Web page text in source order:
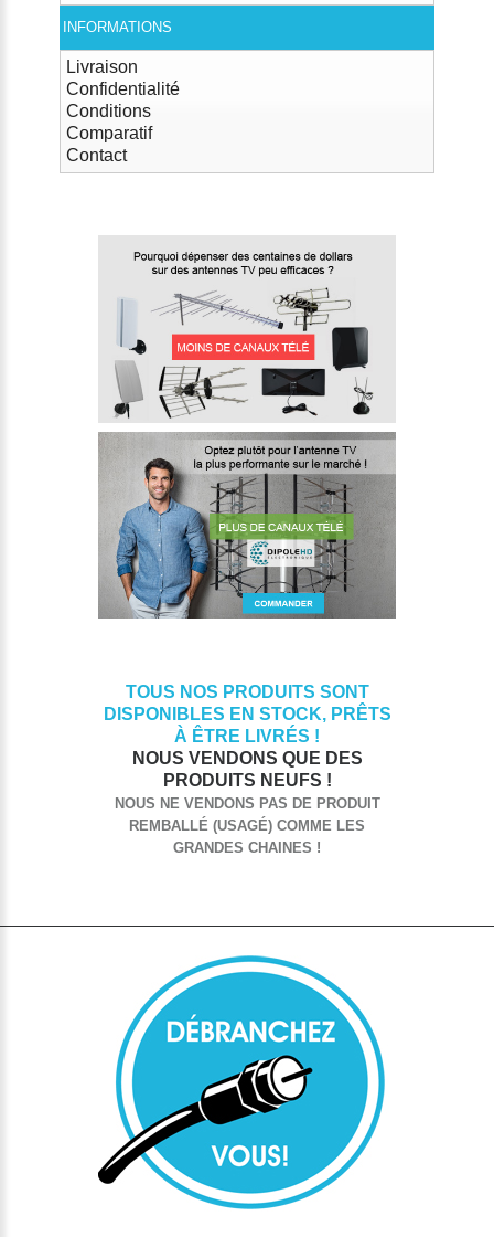
INFORMATIONS
Livraison
Confidentialité
Conditions
Comparatif
Contact
TOUS NOS PRODUITS SONT
DISPONIBLES EN STOCK, PRÊTS
À ÊTRE LIVRÉS !
NOUS VENDONS QUE DES
PRODUITS NEUFS !
NOUS NE VENDONS PAS DE PRODUIT
REMBALLÉ (USAGÉ) COMME LES
GRANDES CHAINES !